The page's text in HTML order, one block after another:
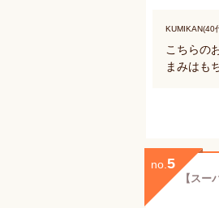
KUMIKAN(40
こちらの
まみはも
no. 5